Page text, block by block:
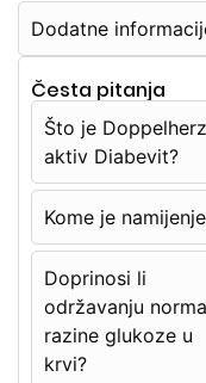
Dodatne
Česta pitanja
Što je
aktiv Diabevit?
Kome je
Doprinosi li
održavanju
razine glukoze u
krvi?